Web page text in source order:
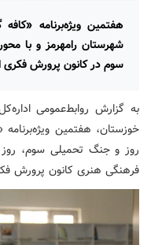
هفتمین ویژه‌برنامه
شهرستان رامهرمز و با
سوم در کانون پرورش فکری
به گزارش روابط‌عمومی
خوزستان، هفتمین
فرهنگی هنری کانون پرورش